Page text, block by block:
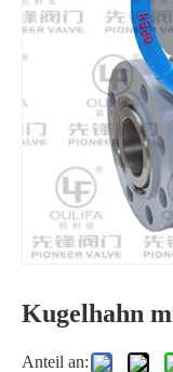
Kugelhahn
Anteil an: